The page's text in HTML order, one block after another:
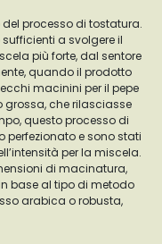
processo di tostatura.
a svolgere il
più forte, dal sentore
quando il prodotto
macinini per il pepe
grossa, che rilasciasse
questo processo di
e sono stati
per la miscela.
di macinatura,
base al tipo di metodo
arabica o robusta,